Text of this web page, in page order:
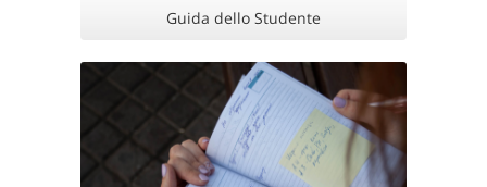
Guida dello Studente